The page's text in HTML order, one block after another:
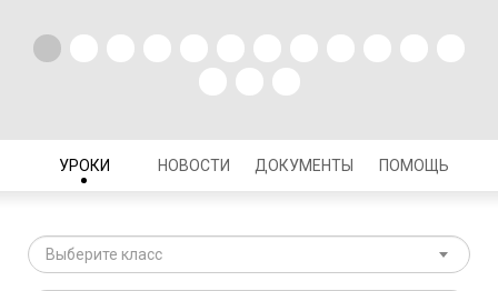
УРОКИ НОВОСТИ ДОКУМЕНТЫ ПОМОЩЬ
Выберите класс